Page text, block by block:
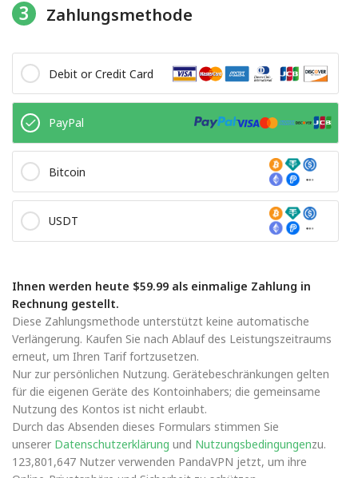
3 Zahlungsmethode
Debit or Credit Card
PayPal
Bitcoin
USDT
Ihnen werden heute $59.99 als einmalige Zahlung in
Rechnung gestellt.
Diese Zahlungsmethode unterstützt keine automatische
Verlängerung. Kaufen Sie nach Ablauf des Leistungszeitraums
erneut, um Ihren Tarif fortzusetzen.
Nur zur persönlichen Nutzung. Gerätebeschränkungen gelten
für die eigenen Geräte des Kontoinhabers; die gemeinsame
Nutzung des Kontos ist nicht erlaubt.
Durch das Absenden dieses Formulars stimmen Sie
unserer Datenschutzerklärung und Nutzungsbedingungenzu.
123,801,647 Nutzer verwenden PandaVPN jetzt, um ihre